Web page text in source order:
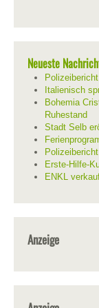
Neueste
Italienisch
Bohemia
Ruhestand
Stadt Selb
Erste-Hilfe-
ENKL
Anzeige